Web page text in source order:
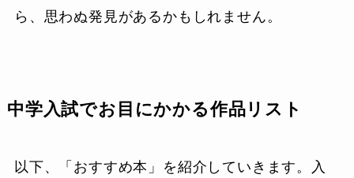
ら、思わぬ発見があるかもしれません。
中学入試でお目にかかる作品リスト
以下、「おすすめ本」を紹介していきます。入